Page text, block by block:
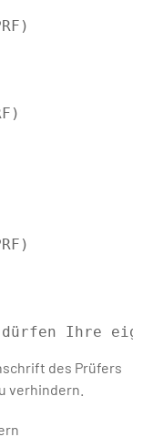
Ihre
des Prüfers
verhindern.